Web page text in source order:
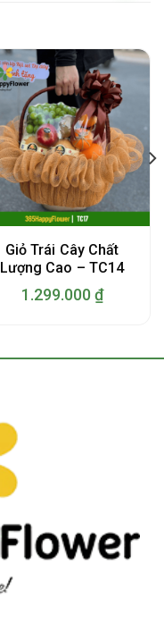
Giỏ Trái Cây Chất
Lượng Cao – TC14
1.299.000 ₫